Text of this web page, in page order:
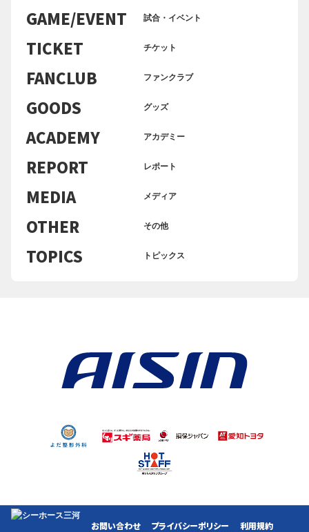
GAME/EVENT 試合・イベント
TICKET チケット
FANCLUB ファンクラブ
GOODS グッズ
ACADEMY アカデミー
REPORT レポート
MEDIA メディア
OTHER その他
TOPICS トピックス
お問い合わせ プライバシーポリシー 利用規約